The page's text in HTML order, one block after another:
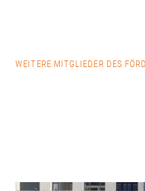
WEITERE MITGLIEDER DES